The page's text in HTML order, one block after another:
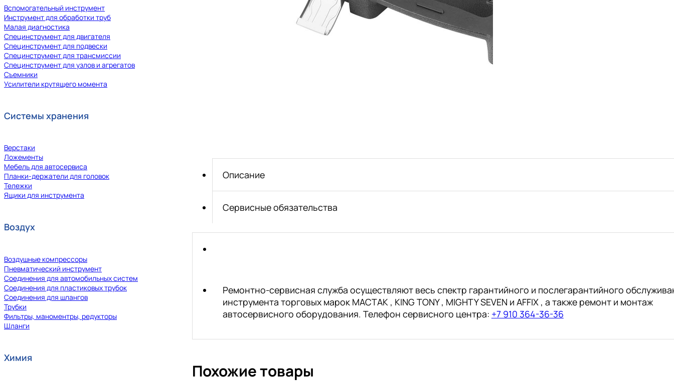
Вспомогательный инструмент
Инструмент для обработки труб
Малая диагностика
Специнструмент для двигателя
Специнструмент для подвески
Специнструмент для трансмиссии
Специнструмент для узлов и агрегатов
Съемники
Усилители крутящего момента
Системы хранения
Верстаки
Ложементы
Мебель для автосервиса
Планки-держатели для головок
Тележки
Ящики для инструмента
Воздух
Воздушные компрессоры
Пневматический инструмент
Соединения для автомобильных систем
Соединения для пластиковых трубок
Соединения для шлангов
Трубки
Фильтры, маноментры, редукторы
Шланги
Химия
Описание
Сервисные обязательства
Ремонтно-сервисная служба осуществляют весь спектр гарантийного и послегарантийного
инструмента торговых марок МАСТАК , KING TONY , MIGHTY SEVEN и AFFIX , а также ремонт и монтаж
автосервисного оборудования. Телефон сервисного центра: +7 910 364-36-36
Похожие товары